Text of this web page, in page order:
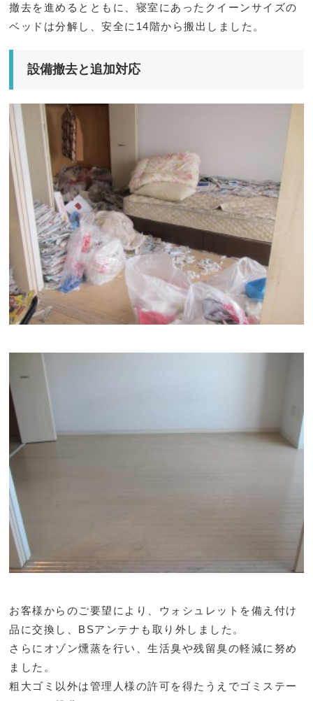
撤去を進めるとともに、寝室にあったクイーンサイズの
ベッドは分解し、安全に14階から搬出しました。
設備撤去と追加対応
お客様からのご要望により、ウォシュレットを備え付け
品に交換し、BSアンテナも取り外しました。
さらにオゾン燻蒸を行い、生活臭や残留臭の軽減に努め
ました。
粗大ゴミ以外は管理人様の許可を得たうえでゴミステー